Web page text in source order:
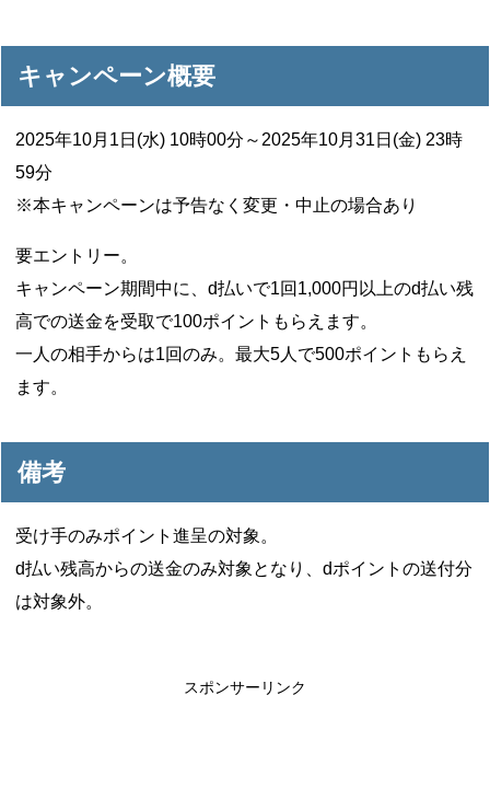
キャンペーン概要
2025年10月1日(水) 10時00分～2025年10月31日(金) 23時
59分
※本キャンペーンは予告なく変更・中止の場合あり
要エントリー。
キャンペーン期間中に、d払いで1回1,000円以上のd払い残
高での送金を受取で100ポイントもらえます。
一人の相手からは1回のみ。最大5人で500ポイントもらえ
ます。
備考
受け手のみポイント進呈の対象。
d払い残高からの送金のみ対象となり、dポイントの送付分
は対象外。
スポンサーリンク